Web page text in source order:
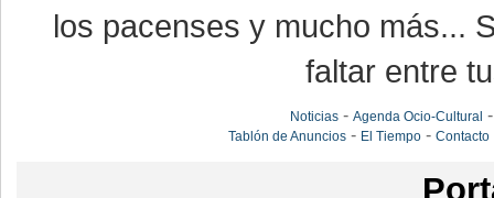
los pacenses y mucho más...
faltar entre
Noticias -Agenda Ocio-Cultural
Tablón de Anuncios - El Tiempo -Contacto